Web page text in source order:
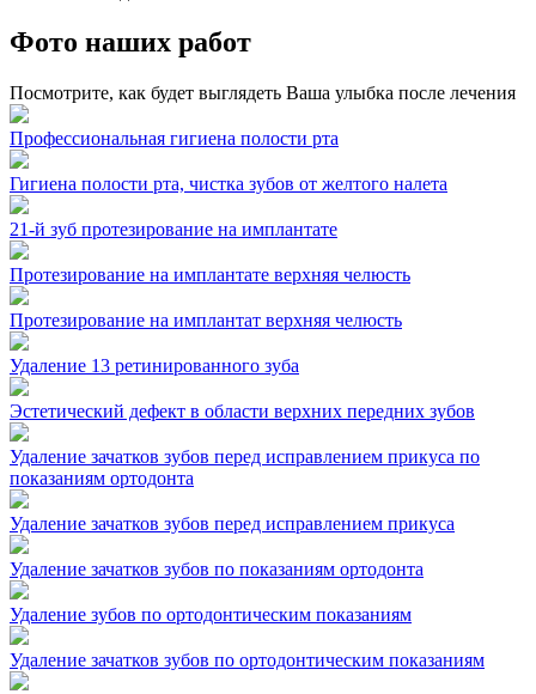
Фото наших работ
Посмотрите, как будет выглядеть Ваша улыбка после лечения
Профессиональная гигиена полости рта
Гигиена полости рта, чистка зубов от желтого налета
21-й зуб протезирование на имплантате
Протезирование на имплантате верхняя челюсть
Протезирование на имплантат верхняя челюсть
Удаление 13 ретинированного зуба
Эстетический дефект в области верхних передних зубов
Удаление зачатков зубов перед исправлением прикуса по
показаниям ортодонта
Удаление зачатков зубов перед исправлением прикуса
Удаление зачатков зубов по показаниям ортодонта
Удаление зубов по ортодонтическим показаниям
Удаление зачатков зубов по ортодонтическим показаниям